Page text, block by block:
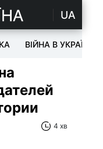
UA
ВІЙНА В УКРАЇНІ
4 хв